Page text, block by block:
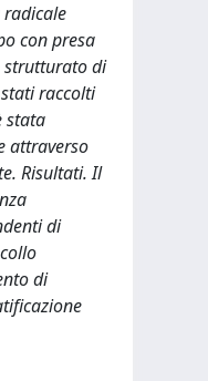
con presa
strutturato di
raccolti
stata
attraverso
Risultati. Il
di
di